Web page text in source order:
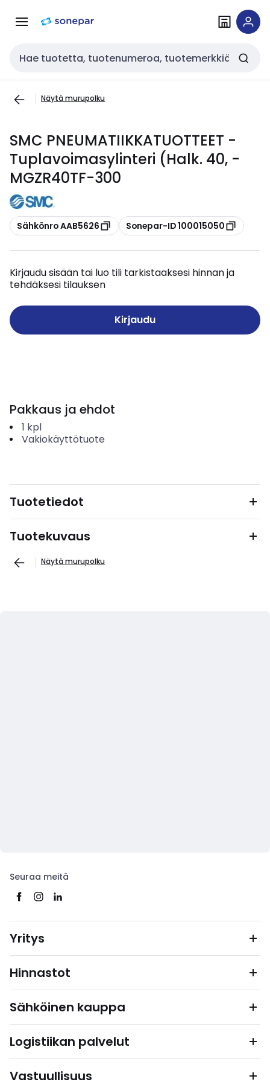
navigointiinsisältöön
Haku
Näytä murupolku
SMC PNEUMATIIKKATUOTTEET -
Tuplavoimasylinteri (Halk. 40, -
MGZR40TF-300
Kopioi
Sähkönro AAB5626 Kopioi
Sonepar-ID 100015050
Kirjaudu sisään tai luo tili tarkistaaksesi hinnan ja
tehdäksesi tilauksen
Kirjaudu
Pakkaus ja ehdot
1 kpl
Vakiokäyttötuote
Tuotetiedot
Tuotekuvaus
Näytä murupolku
Seuraa meitä
Yritys
Hinnastot
Sähköinen kauppa
Logistiikan palvelut
Vastuullisuus